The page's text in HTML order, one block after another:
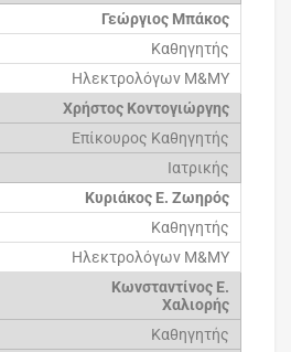
Γεώργιος Μπάκος
Καθηγητής
Ηλεκτρολόγων Μ&ΜΥ
Χρήστος Κοντογιώργης
Επίκουρος Καθηγητής
Ιατρικής
Κυριάκος Ε. Ζωηρός
Καθηγητής
Ηλεκτρολόγων Μ&ΜΥ
Κωνσταντίνος Ε.
Χαλιορής
Καθηγητής